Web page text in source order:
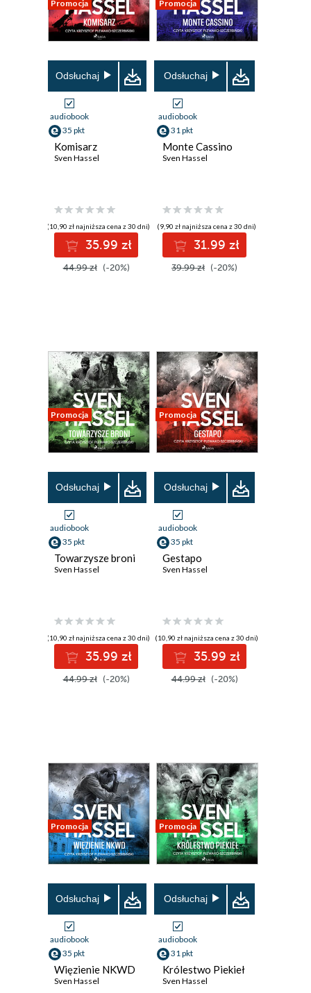
Promocja
Odsłuchaj
audiobook
35 pkt
Komisarz
Sven Hassel
(10,90 zł najniższa cena z 30 dni)
35.99 zł
44.99 zł (-20%)
Promocja
Odsłuchaj
audiobook
31 pkt
Monte Cassino
Sven Hassel
(9,90 zł najniższa cena z 30 dni)
31.99 zł
39.99 zł (-20%)
Promocja
Odsłuchaj
audiobook
35 pkt
Towarzysze broni
Sven Hassel
(10,90 zł najniższa cena z 30 dni)
35.99 zł
44.99 zł (-20%)
Promocja
Odsłuchaj
audiobook
35 pkt
Gestapo
Sven Hassel
(10,90 zł najniższa cena z 30 dni)
35.99 zł
44.99 zł (-20%)
Promocja
Odsłuchaj
audiobook
35 pkt
Więzienie NKWD
Sven Hassel
Promocja
Odsłuchaj
audiobook
31 pkt
Królestwo Piekieł
Sven Hassel